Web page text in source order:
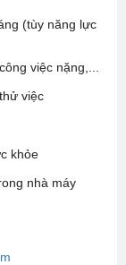
(tùy năng lực
việc nặng,...
việc
khỏe
nhà máy